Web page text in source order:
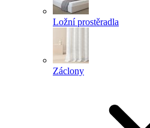
Ložní prostěradla
Záclony